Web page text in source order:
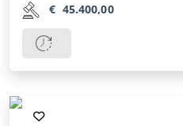
€ 45.400,00